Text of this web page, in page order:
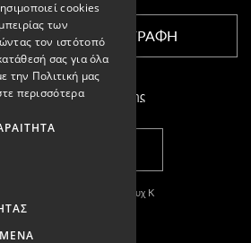
ΕΓΓΡΑΦΗ
τους όρους χρήσης
2011-2026 Κασπαριάν Σεμπουχ Κ
ΓΕΜΗ:57327504000
cookies
των
τον ιστότοπό
σας για όλα
την Πολιτική μας
περισσότερα